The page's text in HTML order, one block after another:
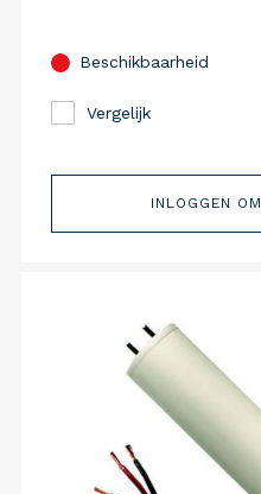
Beschikbaarheid
Vergelijk
INLOGGEN